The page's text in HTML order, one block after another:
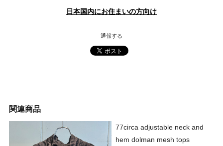
日本国内にお住まいの方向け
通報する
関連商品
77circa adjustable neck and
hem dolman mesh tops